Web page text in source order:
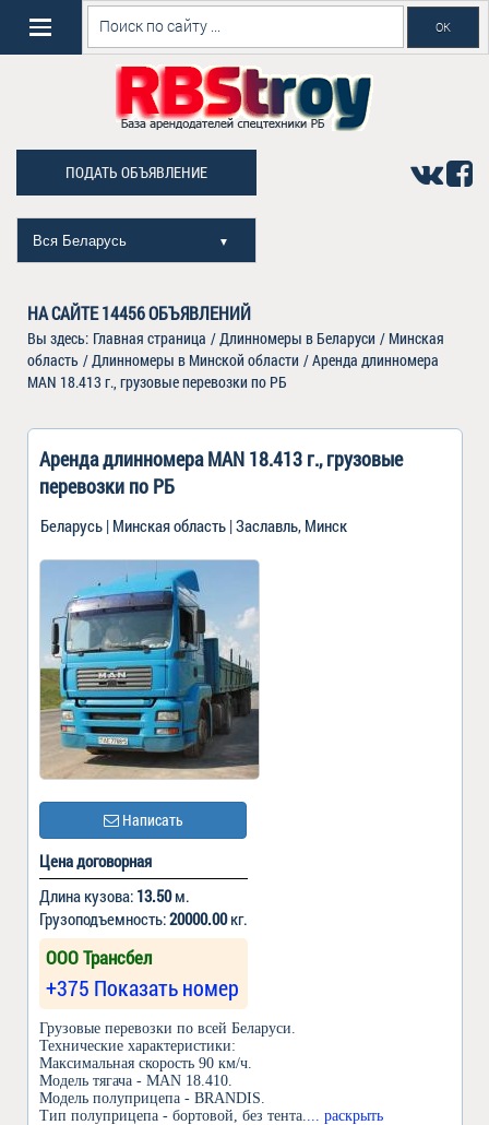
ПОДАТЬ ОБЪЯВЛЕНИЕ
Вся Беларусь ▼
НА САЙТЕ14456ОБЪЯВЛЕНИЙ
Вы здесь: Главная страница /Длинномеры в Беларуси / Минская
область /Длинномеры в Минской области /Аренда длинномера
MAN 18.413 г., грузовые перевозки по РБ
Аренда длинномера MAN 18.413 г., грузовые
перевозки по РБ
Беларусь | Минская область | Заславль, Минск
Написать
Цена договорная
Длина кузова: 13.50м.
Грузоподъемность:20000.00кг.
ООО Трансбел
+375 Показать номер
Грузовые перевозки по всей Беларуси.
Технические характеристики:
Максимальная скорость 90 км/ч.
Модель тягача - MAN 18.410.
Модель полуприцепа - BRANDIS.
Тип полуприцепа - бортовой, без тента.... раскрыть